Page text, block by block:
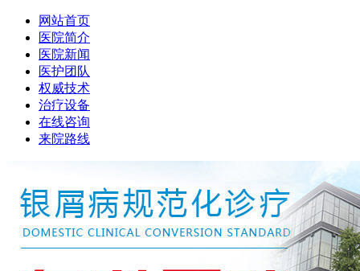
网站首页
医院简介
医院新闻
医护团队
权威技术
治疗设备
在线咨询
来院路线